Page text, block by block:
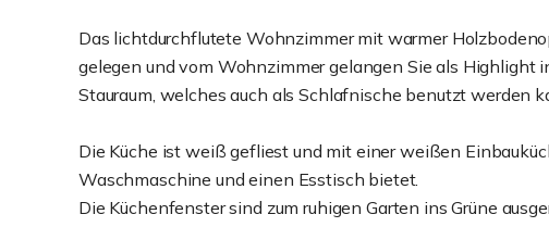
Das lichtdurchflutete Wohnzimmer mit warmer
gelegen und vom Wohnzimmer gelangen Sie als
Stauraum, welches auch als Schlafnische benutzt werden
Die Küche ist weiß gefliest und mit einer weißen
Waschmaschine und einen Esstisch bietet.
Die Küchenfenster sind zum ruhigen Garten ins Grüne